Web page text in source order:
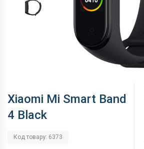
Xiaomi Mi Smart Band
4 Black
Код товару: 6373